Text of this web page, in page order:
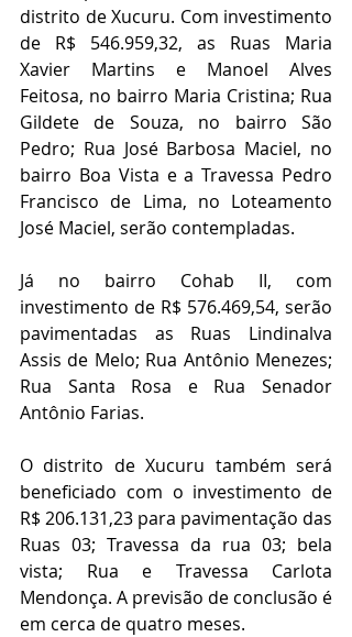
distrito de Xucuru. Com investimento
de R$ 546.959,32, as Ruas Maria
Xavier Martins e Manoel Alves
Feitosa, no bairro Maria Cristina; Rua
Gildete de Souza, no bairro São
Pedro; Rua José Barbosa Maciel, no
bairro Boa Vista e a Travessa Pedro
Francisco de Lima, no Loteamento
José Maciel, serão contempladas.
Já no bairro Cohab II, com
investimento de R$ 576.469,54, serão
pavimentadas as Ruas Lindinalva
Assis de Melo; Rua Antônio Menezes;
Rua Santa Rosa e Rua Senador
Antônio Farias.
O distrito de Xucuru também será
beneficiado com o investimento de
R$ 206.131,23 para pavimentação das
Ruas 03; Travessa da rua 03; bela
vista; Rua e Travessa Carlota
Mendonça. A previsão de conclusão é
em cerca de quatro meses.